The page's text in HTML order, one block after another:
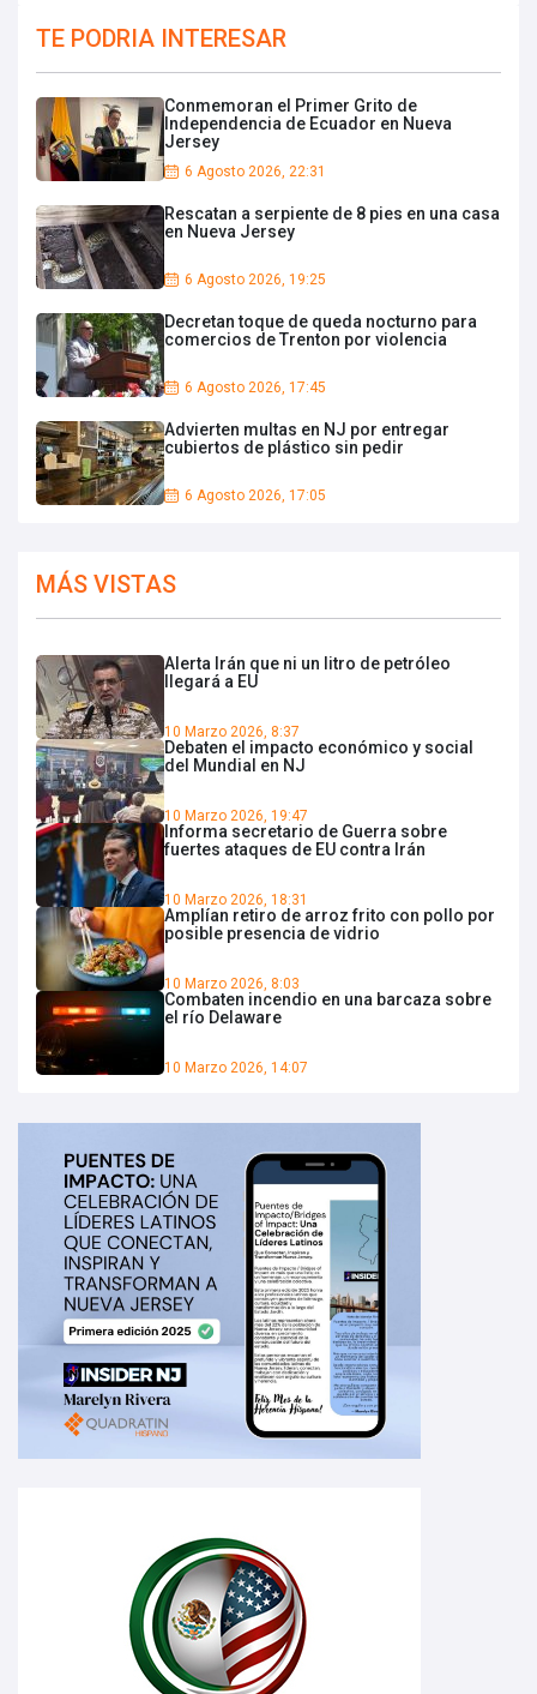
TE PODRIA INTERESAR
Conmemoran el Primer Grito de
Independencia de Ecuador en Nueva
Jersey
6 Agosto 2026, 22:31
Rescatan a serpiente de 8 pies en una casa
en Nueva Jersey
6 Agosto 2026, 19:25
Decretan toque de queda nocturno para
comercios de Trenton por violencia
6 Agosto 2026, 17:45
Advierten multas en NJ por entregar
cubiertos de plástico sin pedir
6 Agosto 2026, 17:05
MÁS VISTAS
Alerta Irán que ni un litro de petróleo
llegará a EU
10 Marzo 2026, 8:37
Debaten el impacto económico y social
del Mundial en NJ
10 Marzo 2026, 19:47
Informa secretario de Guerra sobre
fuertes ataques de EU contra Irán
10 Marzo 2026, 18:31
Amplían retiro de arroz frito con pollo por
posible presencia de vidrio
10 Marzo 2026, 8:03
Combaten incendio en una barcaza sobre
el río Delaware
10 Marzo 2026, 14:07